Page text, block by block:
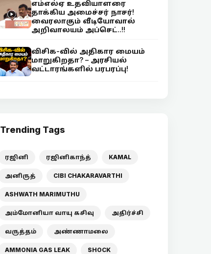
எம்எல்ஏ உதவியாளரை
தாக்கிய அமைச்சர் நாசர்!
வைரலாகும் வீடியோவால்
அறிவாலயம் அப்செட்..!!
விசிக-வில் அதிகார மையம்
மாறுகிறதா? – அரசியல்
வட்டாரங்களில் பரபரப்பு!
Trending Tags
ரஜினி ரஜினிகாந்த் KAMAL
அனிருத் CIBI CHAKARAVARTHI
ASHWATH MARIMUTHU
அம்மோனியா வாயு கசிவு அதிர்ச்சி
வருத்தம் அண்ணாமலை
AMMONIA GAS LEAK SHOCK